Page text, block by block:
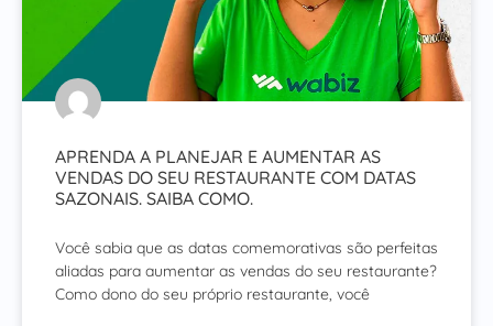
APRENDA A PLANEJAR E AUMENTAR AS
VENDAS DO SEU RESTAURANTE COM DATAS
SAZONAIS. SAIBA COMO.
Você sabia que as datas comemorativas são perfeitas
aliadas para aumentar as vendas do seu restaurante?
Como dono do seu próprio restaurante, você